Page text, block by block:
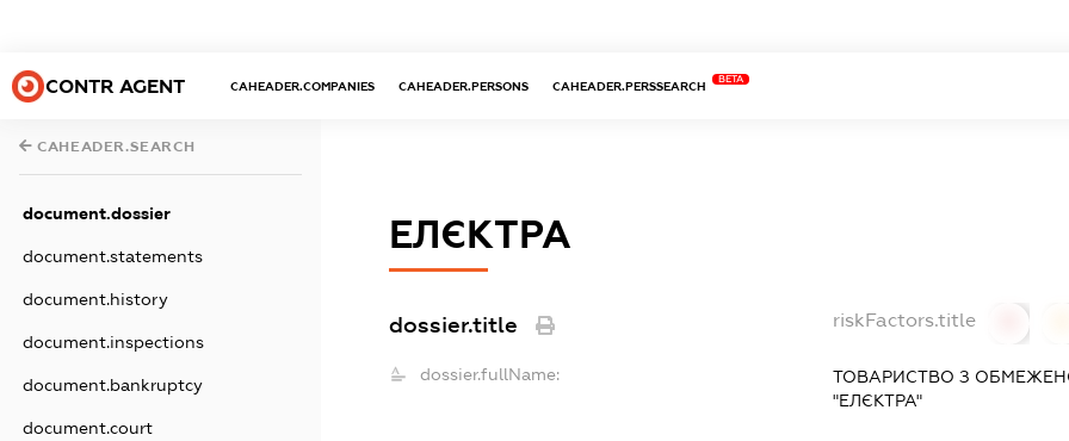
CONTR AGENT CAHEADER.COMPANIES CAHEADER.PERSONS CAHEADER.PERSSEARCH
BETA
CAHEADER.SEARCH
document.dossier
document.statements
document.history
document.inspections
document.bankruptcy
document.court
ЕЛЄКТРА
dossier.title riskFactors.title
dossier.fullName:
ТОВАРИСТВО З
"ЕЛЄКТРА"